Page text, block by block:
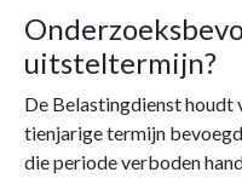
uitsteltermijn?
De Belastingdienst houdt
tienjarige termijn
die periode verboden